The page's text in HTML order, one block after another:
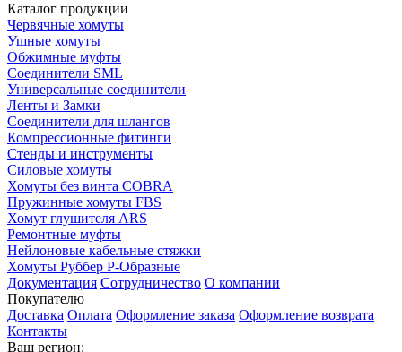
Каталог продукции
Червячные хомуты
Ушные хомуты
Обжимные муфты
Соединители SML
Универсальные соединители
Ленты и Замки
Соединители для шлангов
Компрессионные фитинги
Стенды и инструменты
Силовые хомуты
Хомуты без винта COBRA
Пружинные хомуты FBS
Хомут глушителя ARS
Ремонтные муфты
Нейлоновые кабельные стяжки
Хомуты Руббер Р-Образные
Документация Сотрудничество О компании
Покупателю
Доставка Оплата Оформление заказа Оформление возврата
Контакты
Ваш регион: